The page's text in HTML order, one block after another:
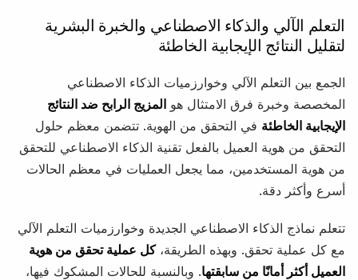
التعلم الآلي والذكاء الاصطناعي والخبرة البشرية
لتقليل النتائج الإيجابية الخاطئة
الجمع بين التعلم الآلي وخوارزميات الذكاء الاصطناعي
المخصصة وخبرة فرق الامتثال هو المزيج الرابح ضد النتائج
الإيجابية الخاطئة في التحقق من الهوية. تتضمن معظم حلول
التحقق من هوية العميل بالفعل تقنية الذكاء الاصطناعي للتحقق
من هوية المستخدمين، مما يجعل العمليات في معظم الحالات
أسرع وأكثر دقة.
تتعلم نماذج الذكاء الاصطناعي الجديدة وخوارزميات التعلم الآلي
مع كل عملية تحقق. وبهذه الطريقة،كل عملية تحقق من هوية
العميل أكثر أمانًا من سابقتها. وبالنسبة للحالات المشكوك فيها،